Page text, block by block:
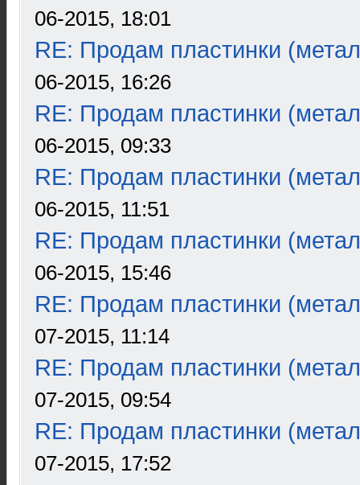
06-2015, 18:01
RE: Продам пластинки
06-2015, 16:26
RE: Продам пластинки
06-2015, 09:33
RE: Продам пластинки
06-2015, 11:51
RE: Продам пластинки
06-2015, 15:46
RE: Продам пластинки
07-2015, 11:14
RE: Продам пластинки
07-2015, 09:54
RE: Продам пластинки
07-2015, 17:52